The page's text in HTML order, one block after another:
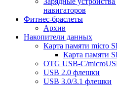
навигаторов
Фитнес-браслеты
Архив
Накопители данных
Карта памяти micro
Карта памяти
OTG USB-C/
USB 2.0 флешки
USB 3.0/3.1 флешки